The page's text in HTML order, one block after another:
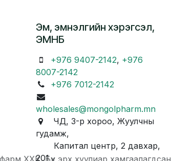
Эм, эмнэлгийн хэрэгсэл,
ЭМНБ
+976 9407-2142, +976
8007-2142
+976 7012-2142
wholesales@mongolpharm.mn
ЧД, 3-р хороо, Жуулчны
гудамж,
Капитал центр, 2 давхар,
201
ХХК. Бүх эрх хуулиар хамгаалагдсан.